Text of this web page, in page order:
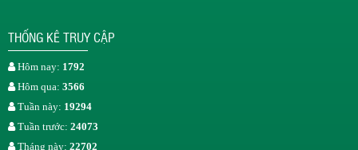
THỐNG KÊ TRUY CẬP
Hôm nay: 1792
Hôm qua: 3566
Tuần này: 19294
Tuần trước: 24073
Tháng này: 22702